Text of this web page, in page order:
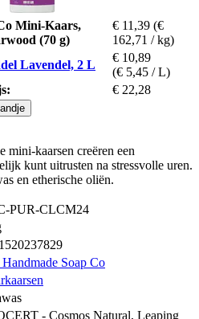
Mini-Kaars,
(70 g)
€ 11,39 (€
162,71 / kg)
Lavendel, 2 L
€ 10,89
(€ 5,45 / L)
€ 22,28
mini-kaarsen creëren een
kunt uitrusten na stressvolle uren.
en etherische oliën.
PUR-CLCM24
Soap Co
- Cosmos Natural, Leaping